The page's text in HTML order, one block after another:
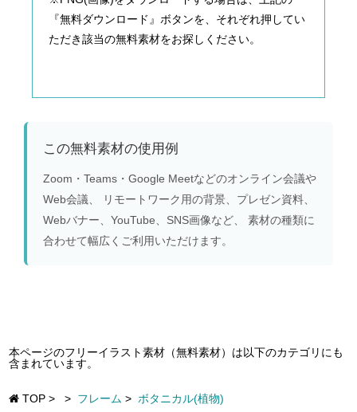
『無料ダウンロード』ボタンを、それぞれ押してい
ただき該当の無料素材をお探しください。
この無料素材の使用例
Zoom・Teams・Google Meetなどのオンライン会議や
Web会議、 リモートワーク用の背景、プレゼン資料、
Webバナー、YouTube、SNS画像など、 素材の種類に
合わせて幅広くご利用いただけます。
本ページのフリーイラスト素材（無料素材）は以下のカテゴリにも
含まれています。
TOP > > フレーム > ボタニカル(植物)